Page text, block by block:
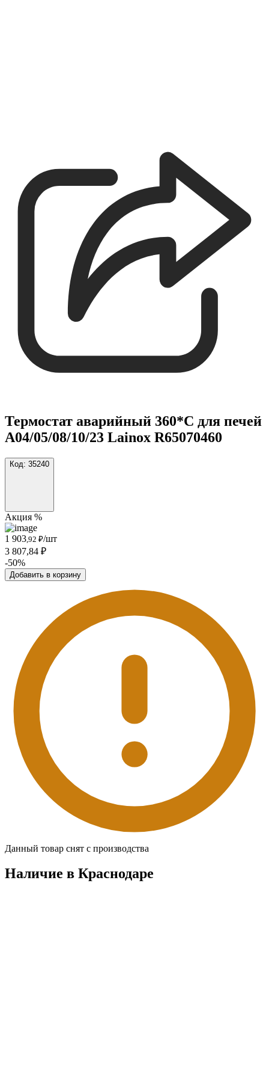
Термостат аварийный 360*С для печей
A04/05/08/10/23 Lainox R65070460
Код: 35240
Акция %
1 903 ,92 ₽/шт
3 807,84 ₽
-50%
Добавить в корзину
Данный товар снят с производства
Наличие в Краснодарe